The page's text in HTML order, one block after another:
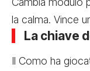
la calma. Vince
La chiave
Il Como ha